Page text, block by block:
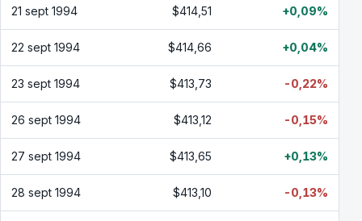
21 sept 1994 $414,51 +0,09%
22 sept 1994 $414,66 +0,04%
23 sept 1994 $413,73 -0,22%
26 sept 1994 $413,12 -0,15%
27 sept 1994 $413,65 +0,13%
28 sept 1994 $413,10 -0,13%